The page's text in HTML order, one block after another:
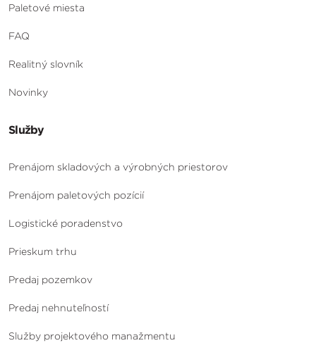
Paletové miesta
FAQ
Realitný slovník
Novinky
Služby
Prenájom skladových a výrobných priestorov
Prenájom paletových pozícií
Logistické poradenstvo
Prieskum trhu
Predaj pozemkov
Predaj nehnuteľností
Služby projektového manažmentu